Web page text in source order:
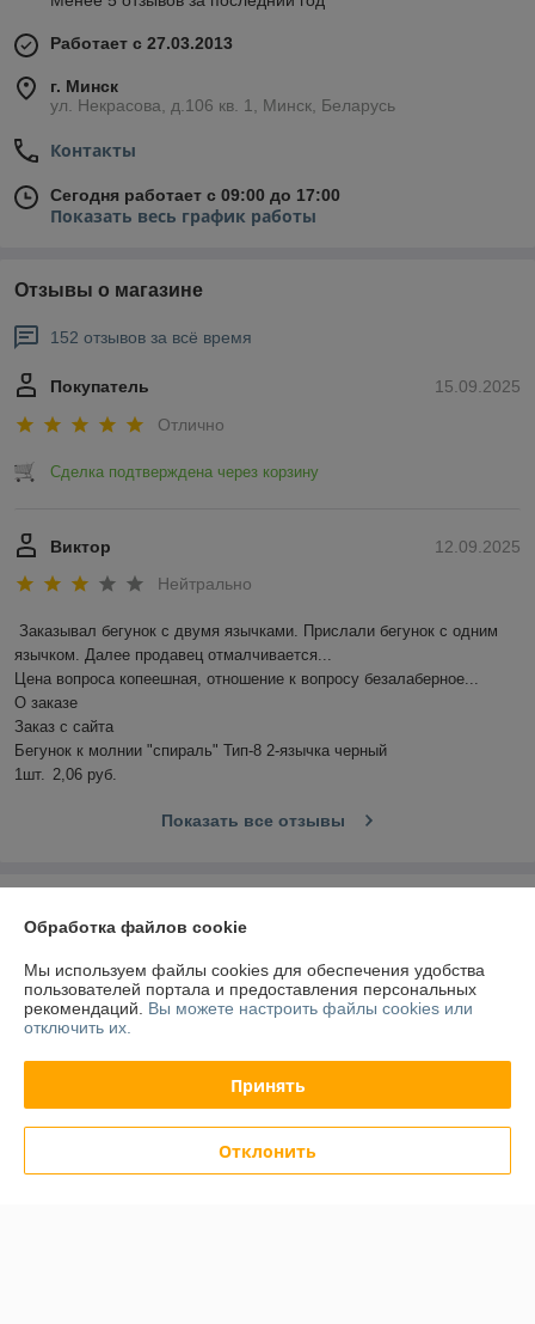
Работает с 27.03.2013
г. Минск
ул. Некрасова, д.106 кв. 1, Минск, Беларусь
Контакты
Сегодня работает с 09:00 до 17:00
Показать весь график работы
Отзывы о магазине
152 отзывов за всё время
15.09.2025
Покупатель
Отлично
Сделка подтверждена через корзину
12.09.2025
Виктор
Нейтрально
Заказывал бегунок с двумя язычками. Прислали бегунок с одним
язычком. Далее продавец отмалчивается...
Цена вопроса копеешная, отношение к вопросу безалаберное...
О заказе
Заказ с сайта
Бегунок к молнии "спираль" Тип-8 2-язычка черный
1шт.	2,06 руб.
Показать все отзывы
Доставка и оплата
Полная версия сайта
Обработка файлов cookie
Мы используем файлы cookies для обеспечения удобства
пользователей портала и предоставления персональных
рекомендаций. Вы можете настроить файлы cookies или
отключить их.
Принять
Отклонить